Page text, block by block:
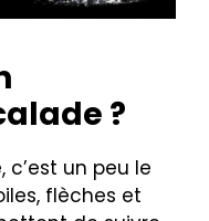
?
c’est un peu le
flèches et